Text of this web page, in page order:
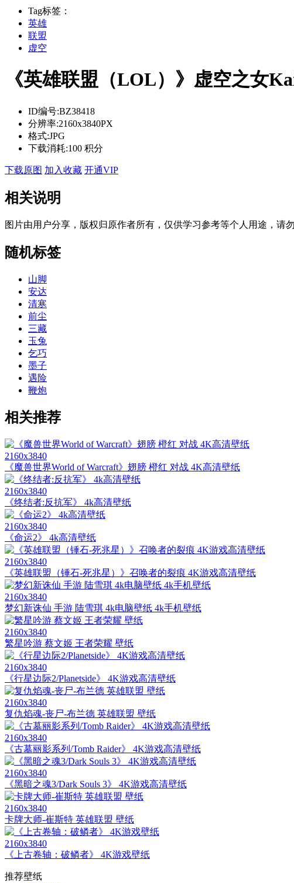
Tag标签：
英雄
联盟
虚空
《英雄联盟（LOL）》虚空之女
ID编号:BZ38418
分辨率:2160x3840PX
格式:JPG
下载消耗:100 积分
下载原图 加入收藏 开通VIP
相关说明
图片由用户分享，版权归原作者所有，仅供学习参考等个人用途，请
随机标签
山脚
安达
清寒
前尘
三藏
玉兔
乞巧
墨子
遇险
鞭炮
相关推荐
2160x3840
《魔兽世界World of Warcraft》翅膀 橙红 对战 4K高清壁纸
2160x3840
《终结者:反抗军》 4k高清壁纸
2160x3840
《命运2》 4k高清壁纸
2160x3840
《英雄联盟（锤石-死兆星）》召唤者的裂痕 4K游戏高清壁纸
2160x3840
梦幻新诛仙 手游 陆雪琪 4k电脑壁纸 4k手机壁纸
2160x3840
繁星吟游 蔡文姬 王者荣耀 壁纸
2160x3840
《行星边际2/Planetside》 4K游戏高清壁纸
2160x3840
复仇焰魂-丧尸-布兰德 英雄联盟 壁纸
2160x3840
《古墓丽影系列/Tomb Raider》 4K游戏高清壁纸
2160x3840
《黑暗之魂3/Dark Souls 3》 4K游戏高清壁纸
2160x3840
卡牌大师-崔斯特 英雄联盟 壁纸
2160x3840
《上古卷轴：破鳞者》 4K游戏壁纸
推荐壁纸